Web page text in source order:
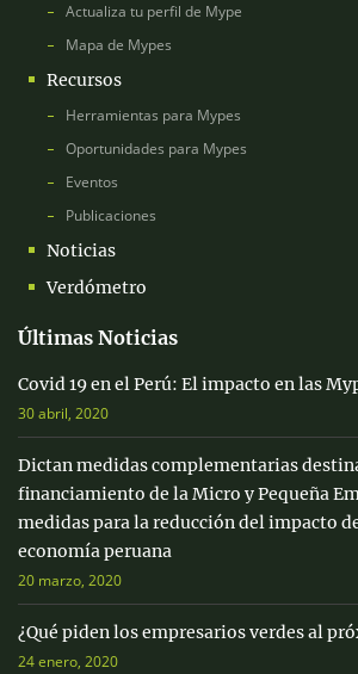
Actualiza tu perfil de Mype
Mapa de Mypes
Recursos
Herramientas para Mypes
Oportunidades para Mypes
Eventos
Publicaciones
Noticias
Verdómetro
Últimas Noticias
Covid 19 en el Perú: El impacto en las
30 abril, 2020
Dictan medidas complementarias
financiamiento de la Micro y Pequeña
medidas para la reducción del impacto
economía peruana
20 marzo, 2020
¿Qué piden los empresarios verdes al
24 enero, 2020